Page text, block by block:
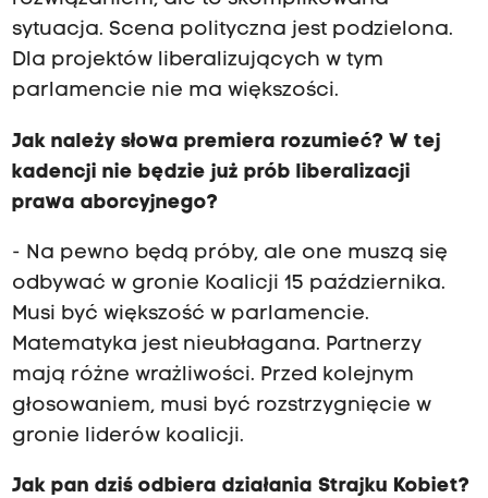
sytuacja. Scena polityczna jest podzielona.
Dla projektów liberalizujących w tym
parlamencie nie ma większości.
Jak należy słowa premiera rozumieć? W tej
kadencji nie będzie już prób liberalizacji
prawa aborcyjnego?
- Na pewno będą próby, ale one muszą się
odbywać w gronie Koalicji 15 października.
Musi być większość w parlamencie.
Matematyka jest nieubłagana. Partnerzy
mają różne wrażliwości. Przed kolejnym
głosowaniem, musi być rozstrzygnięcie w
gronie liderów koalicji.
Jak pan dziś odbiera działania Strajku Kobiet?